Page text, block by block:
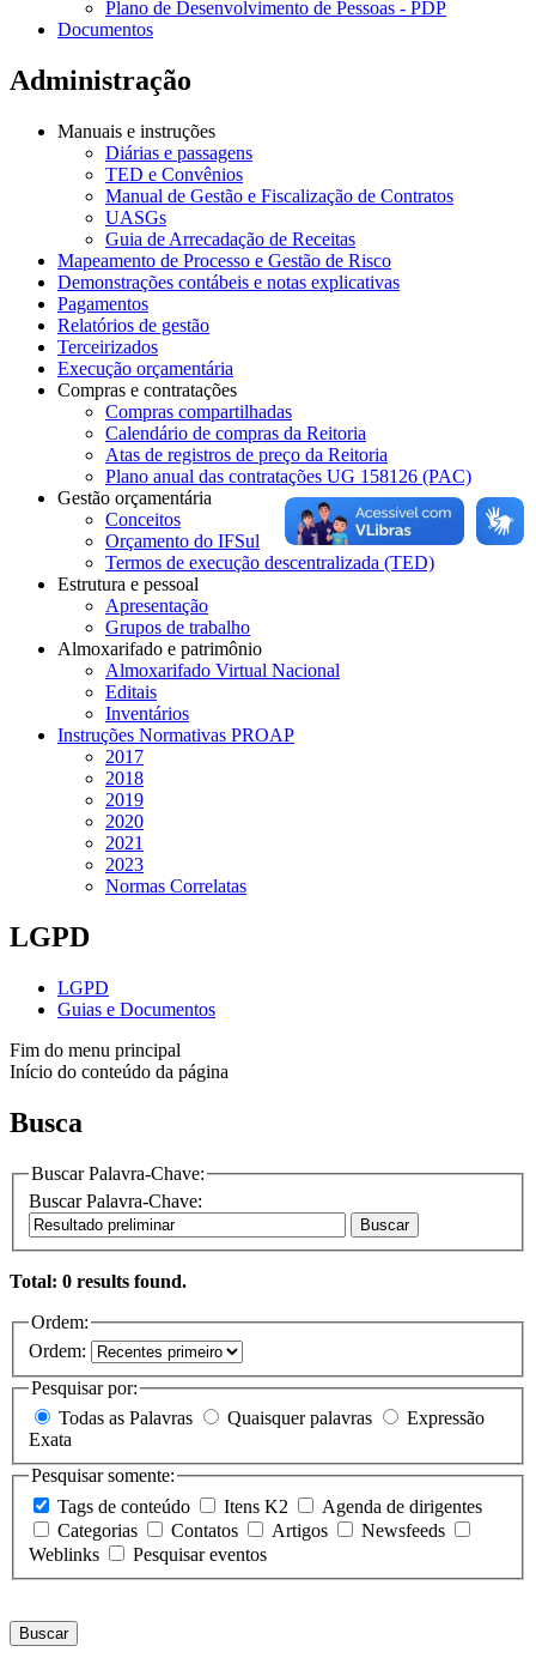
Plano de Desenvolvimento de Pessoas - PDP
Documentos
Administração
Manuais e instruções
Diárias e passagens
TED e Convênios
Manual de Gestão e Fiscalização de Contratos
UASGs
Guia de Arrecadação de Receitas
Mapeamento de Processo e Gestão de Risco
Demonstrações contábeis e notas explicativas
Pagamentos
Relatórios de gestão
Terceirizados
Execução orçamentária
Compras e contratações
Compras compartilhadas
Calendário de compras da Reitoria
Atas de registros de preço da Reitoria
Plano anual das contratações UG 158126 (PAC)
Gestão orçamentária
Conceitos
Orçamento do IFSul
Termos de execução descentralizada (TED)
Estrutura e pessoal
Apresentação
Grupos de trabalho
Almoxarifado e patrimônio
Almoxarifado Virtual Nacional
Editais
Inventários
Instruções Normativas PROAP
2017
2018
2019
2020
2021
2023
Normas Correlatas
LGPD
LGPD
Guias e Documentos
Fim do menu principal
Início do conteúdo da página
Busca
Buscar Palavra-Chave:
Buscar Palavra-Chave:
Buscar
Total: 0 results found.
Ordem:
Ordem:
Pesquisar por:
Todas as Palavras
Quaisquer palavras
Exata
Pesquisar somente:
Tags de conteúdo
Itens K2
Agenda de dirigentes
Categorias
Contatos Artigos
Newsfeeds
Weblinks
Pesquisar eventos
Buscar